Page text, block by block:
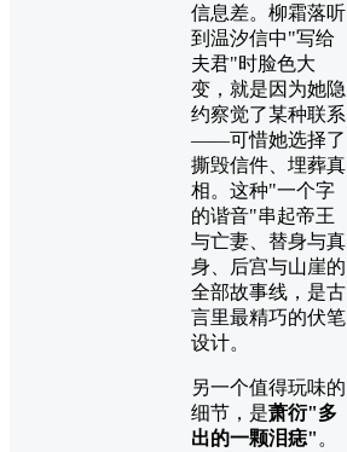
信息差。柳霜落听
到温汐信中"写给
夫君"时脸色大
变，就是因为她隐
约察觉了某种联系
——可惜她选择了
撕毁信件、埋葬真
相。这种"一个字
的谐音"串起帝王
与亡妻、替身与真
身、后宫与山崖的
全部故事线，是古
言里最精巧的伏笔
设计。
另一个值得玩味的
细节，是萧衍"多
出的一颗泪痣" 。